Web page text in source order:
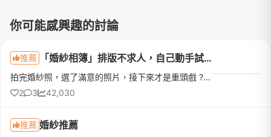
你可能感興趣的討論
推薦 「婚紗相簿」排版不求人，自己動手試試看（圖多）
拍完婚紗照，選了滿意的照片，接下來才是重頭戲 ?要注意修圖、排版（修圖我就略過了，畢竟每個新娘在意的點不一樣）婚紗相本款式百百種內頁我不喜歡 ❌ 太多花紋 ❌ 浮水印 ❌ 英文詞彙 ❌也許不豐富，也許太過於單調，不過我就是喜歡簡簡單單 ?十年後拿出來也不會覺得『天啊！這是那個年代的美感 ? 』回歸正傳，個人覺得每一家婚紗店，排版就像套公式一樣～ ?強迫症新娘 ? 堅持自己排排看我選擇相簿款式『方形
2
3 42,030
推薦 婚紗推薦